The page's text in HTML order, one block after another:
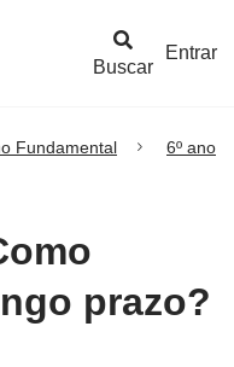
Buscar
Entrar
Fundamental 6º ano
prazo?